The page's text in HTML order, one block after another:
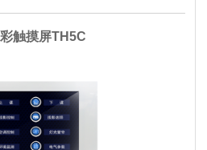
触摸屏TH5C